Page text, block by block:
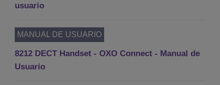
usuario
MANUAL DE USUARIO
8212 DECT Handset - OXO Connect - Manual de
Usuario